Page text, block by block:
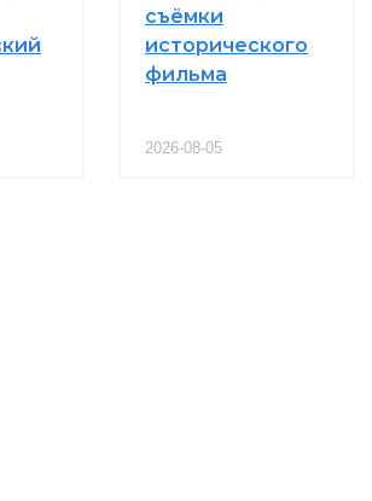
съёмки
исторического
фильма
2026-08-05